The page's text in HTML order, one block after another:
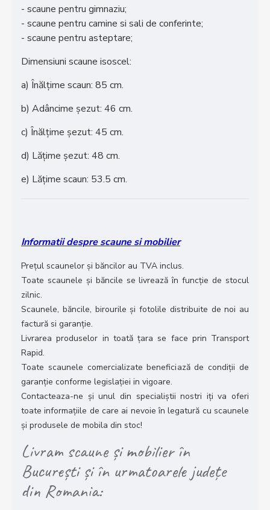
- scaune pentru gimnaziu;
- scaune pentru camine si sali de conferinte;
- scaune pentru asteptare;
Dimensiuni scaune isoscel:
a) Înălțime scaun: 85 cm.
b) Adâncime șezut: 46 cm.
c) Înălțime șezut: 45 cm.
d) Lățime șezut: 48 cm.
e) Lățime scaun: 53.5 cm.
Informatii despre scaune si mobilier
Prețul scaunelor și băncilor au TVA inclus.
Toate scaunele și băncile se livrează în funcție de stocul
zilnic.
Scaunele, băncile, birourile și fotolile distribuite de noi au
factură si garanție.
Livrarea produselor in toată țara se face prin Transport
Rapid.
Toate scaunele comercializate beneficiază de condiții de
garanție conforme legislației in vigoare.
Contacteaza-ne și unul din specialiștii nostri iți va oferi
toate informațiile de care ai nevoie în legatură cu scaunele
și produsele de mobila din stoc!
Livram scaune și mobilier în
București și în urmatoarele județe
din Romania: